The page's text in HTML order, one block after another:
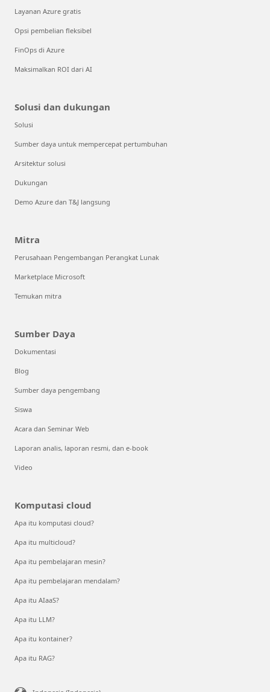
Layanan Azure gratis
Opsi pembelian fleksibel
FinOps di Azure
Maksimalkan ROI dari AI
Solusi dan dukungan
Solusi
Sumber daya untuk mempercepat pertumbuhan
Arsitektur solusi
Dukungan
Demo Azure dan T&J langsung
Mitra
Perusahaan Pengembangan Perangkat Lunak
Marketplace Microsoft
Temukan mitra
Sumber Daya
Dokumentasi
Blog
Sumber daya pengembang
Siswa
Acara dan Seminar Web
Laporan analis, laporan resmi, dan e-book
Video
Komputasi cloud
Apa itu komputasi cloud?
Apa itu multicloud?
Apa itu pembelajaran mesin?
Apa itu pembelajaran mendalam?
Apa itu AIaaS?
Apa itu LLM?
Apa itu kontainer?
Apa itu RAG?